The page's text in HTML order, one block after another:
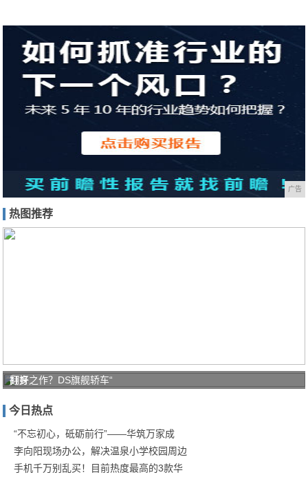
广告
热图推荐
打好
防疫
保卫
战！
商汤
翻身之作？DS旗舰轿车“
今日热点
“不忘初心，砥砺前行”——华筑万家成
李向阳现场办公，解决温泉小学校园周边
手机千万别乱买！目前热度最高的3款华